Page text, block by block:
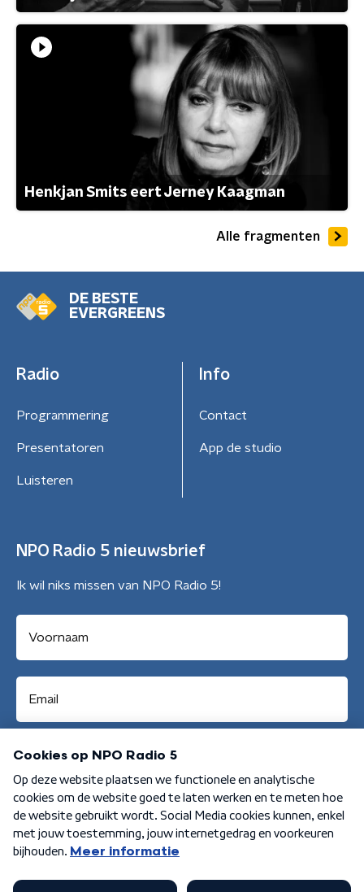
Henkjan Smits eert Jerney Kaagman
Alle fragmenten
DE BESTE
EVERGREENS
Radio
Programmering
Presentatoren
Luisteren
Info
Contact
App de studio
NPO Radio 5 nieuwsbrief
Ik wil niks missen van NPO Radio 5!
Aanmelden
Algemene voorwaarden Privacybeleid